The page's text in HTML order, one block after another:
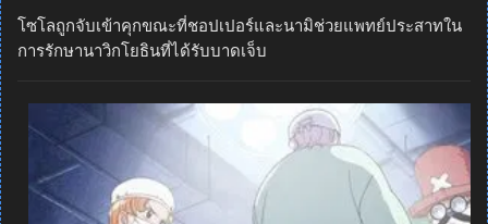
โซโลถูกจับเข้าคุกขณะที่ชอปเปอร์และนามิช่วยแพทย์ประสาทใน
การรักษานาวิกโยธินที่ได้รับบาดเจ็บ